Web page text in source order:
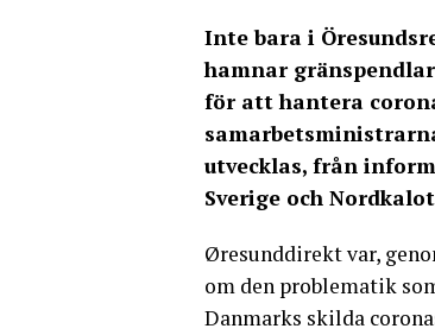
Inte bara i
hamnar
för att hantera
utvecklas, från
Sverige och
Øresunddirekt var,
om den problematik
Danmarks skilda